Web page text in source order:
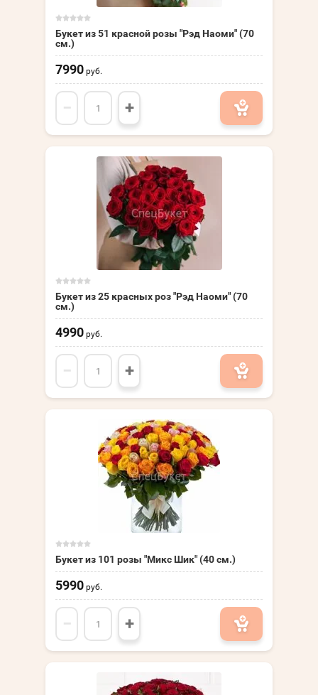
Букет из 51 красной розы "Рэд Наоми" (70
см.)
7990 руб.
− +
Букет из 25 красных роз "Рэд Наоми" (70
см.)
4990 руб.
− +
Букет из 101 розы "Микс Шик" (40 см.)
5990 руб.
− +